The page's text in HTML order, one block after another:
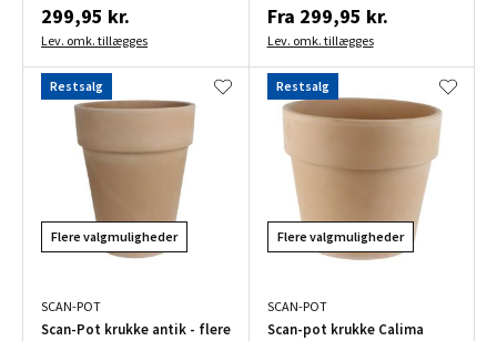
299,95 kr.
Lev. omk. tillægges
Fra 299,95 kr.
Lev. omk. tillægges
Restsalg
Flere valgmuligheder
SCAN-POT
Scan-Pot krukke antik - flere
Restsalg
Flere valgmuligheder
SCAN-POT
Scan-pot krukke Calima